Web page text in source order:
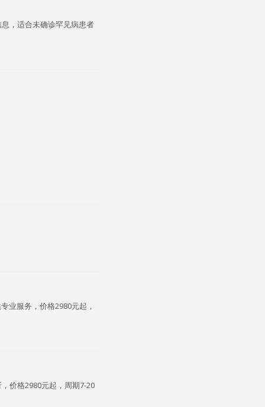
，适合未确诊罕见病患者
业服务，价格2980元起，
价格2980元起，周期7-20